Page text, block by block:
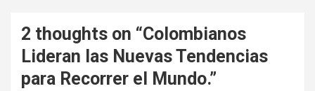
2 thoughts on “Colombianos
Lideran las Nuevas Tendencias
para Recorrer el Mundo.”